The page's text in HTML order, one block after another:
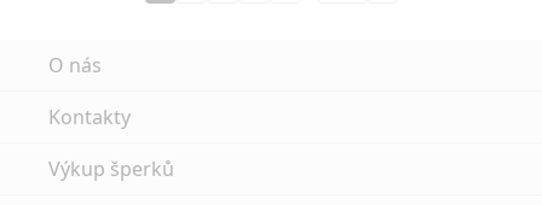
O nás
Kontakty
Výkup šperků